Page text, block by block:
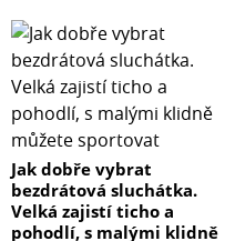
Jak dobře vybrat
bezdrátová sluchátka.
Velká zajistí ticho a
pohodlí, s malými klidně